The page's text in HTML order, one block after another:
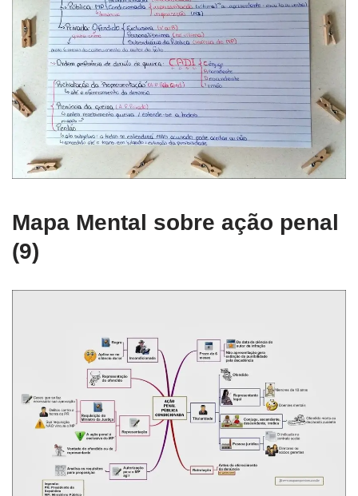
Mapa Mental sobre ação penal
(9)